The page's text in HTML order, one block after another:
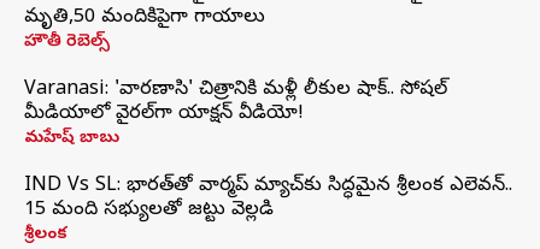
మృతి,50 మందికిపైగా గాయాలు
హౌతీ రెబెల్స్
Varanasi: 'వారణాసి' చిత్రానికి మళ్లీ లీకుల షాక్.. సోషల్
మీడియాలో వైరల్‌గా యాక్షన్ వీడియో!
మహేష్ బాబు
IND Vs SL: భారత్‌తో వార్మప్‌ మ్యాచ్‌కు సిద్ధమైన శ్రీలంక ఎలెవన్..
15 మంది సభ్యులతో జట్టు వెల్లడి
శ్రీలంక